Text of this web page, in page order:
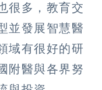
很多，教育交
並發展智慧醫
域有很好的研
附醫與各界努